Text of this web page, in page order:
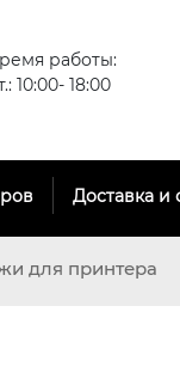
работы:
10:00- 18:00
Доставка и
для принтера